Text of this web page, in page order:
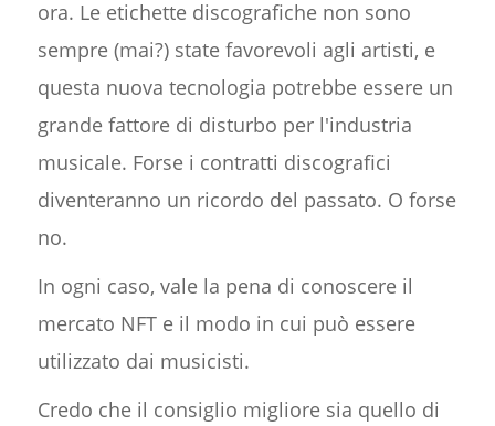
ora. Le etichette discografiche non sono
sempre (mai?) state favorevoli agli artisti, e
questa nuova tecnologia potrebbe essere un
grande fattore di disturbo per l'industria
musicale. Forse i contratti discografici
diventeranno un ricordo del passato. O forse
no.
In ogni caso, vale la pena di conoscere il
mercato NFT e il modo in cui può essere
utilizzato dai musicisti.
Credo che il consiglio migliore sia quello di